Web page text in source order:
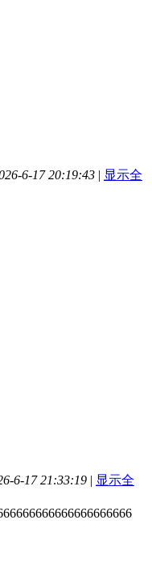
6-17 20:19:43 | 显示全
6-17 21:33:19 | 显示全